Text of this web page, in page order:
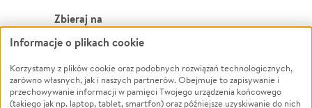
Zbieraj na
Leczenie
Zwierzęta
Pożar
Ukraina
Powódź
Wichura
NGO
Informacje o plikach cookie
Korzystamy z plików cookie oraz podobnych rozwiązań technologicznych,
zarówno własnych, jak i naszych partnerów. Obejmuje to zapisywanie i
przechowywanie informacji w pamięci Twojego urządzenia końcowego
(takiego jak np. laptop, tablet, smartfon) oraz późniejsze uzyskiwanie do nich